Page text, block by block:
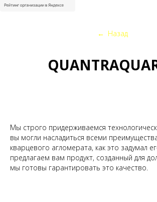
← Назад
Мы строго придерживаемся
вы могли насладиться всеми
кварцевого агломерата, как это задумал
предлагаем вам продукт, созданный для
мы готовы гарантировать это качество.